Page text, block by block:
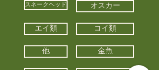
スネークヘッド オスカー
エイ類 コイ類
他 金魚